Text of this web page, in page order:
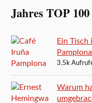
Jahres TOP 100
Ein Tisch
Pamplona
3.5k
Warum